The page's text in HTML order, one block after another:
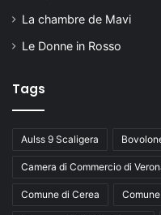
La chambre de Mavi
Le Donne in Rosso
Tags
Aulss 9 Scaligera
Camera di Commercio di
Comune di Cerea